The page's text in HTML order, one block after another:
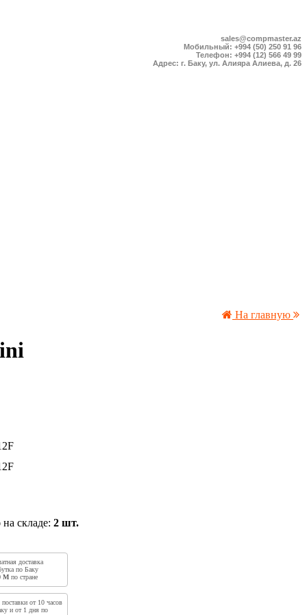
sales@compmaster.az
Мобильный: +994 (50) 250 91 96
Телефон: +994 (12) 566 49 99
Адрес: г. Баку, ул. Алияра Алиева, д. 26
На главную
складе: 2 шт.
доставка
по Баку
M по стране
от 10 часов
и от 1 дня по